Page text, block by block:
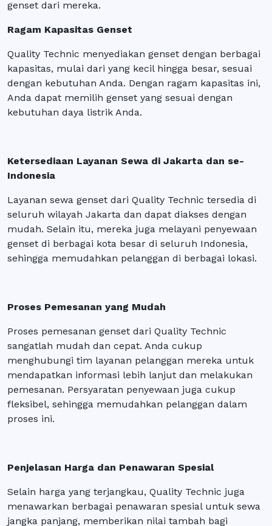
genset dari mereka.
Ragam Kapasitas Genset
Quality Technic menyediakan genset dengan berbagai
kapasitas, mulai dari yang kecil hingga besar, sesuai
dengan kebutuhan Anda. Dengan ragam kapasitas ini,
Anda dapat memilih genset yang sesuai dengan
kebutuhan daya listrik Anda.
Ketersediaan Layanan Sewa di Jakarta dan se-
Indonesia
Layanan sewa genset dari Quality Technic tersedia di
seluruh wilayah Jakarta dan dapat diakses dengan
mudah. Selain itu, mereka juga melayani penyewaan
genset di berbagai kota besar di seluruh Indonesia,
sehingga memudahkan pelanggan di berbagai lokasi.
Proses Pemesanan yang Mudah
Proses pemesanan genset dari Quality Technic
sangatlah mudah dan cepat. Anda cukup
menghubungi tim layanan pelanggan mereka untuk
mendapatkan informasi lebih lanjut dan melakukan
pemesanan. Persyaratan penyewaan juga cukup
fleksibel, sehingga memudahkan pelanggan dalam
proses ini.
Penjelasan Harga dan Penawaran Spesial
Selain harga yang terjangkau, Quality Technic juga
menawarkan berbagai penawaran spesial untuk sewa
jangka panjang, memberikan nilai tambah bagi